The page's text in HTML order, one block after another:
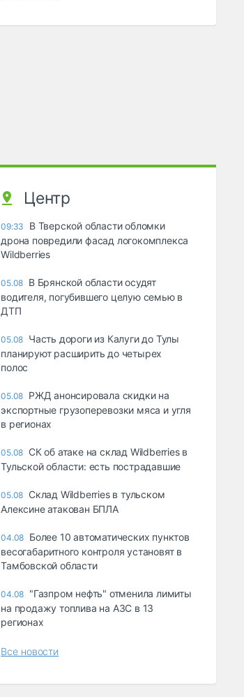
Центр
09:33
В Тверской области обломки
дрона повредили фасад логокомплекса
Wildberries
05.08 В Брянской области осудят
водителя, погубившего целую семью в
ДТП
05.08 Часть дороги из Калуги до Тулы
планируют расширить до четырех
полос
05.08 РЖД анонсировала скидки на
экспортные грузоперевозки мяса и угля
в регионах
05.08 СК об атаке на склад Wildberries в
Тульской области: есть пострадавшие
05.08 Склад Wildberries в тульском
Алексине атакован БПЛА
04.08 Более 10 автоматических пунктов
весогабаритного контроля установят в
Тамбовской области
04.08 "Газпром нефть" отменила лимиты
на продажу топлива на АЗС в 13
регионах
Все новости